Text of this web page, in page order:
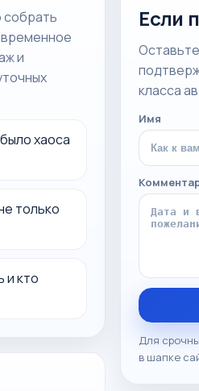
собрать
и
хаоса
только
и кто
Если
класса
Имя
Для
в шапке